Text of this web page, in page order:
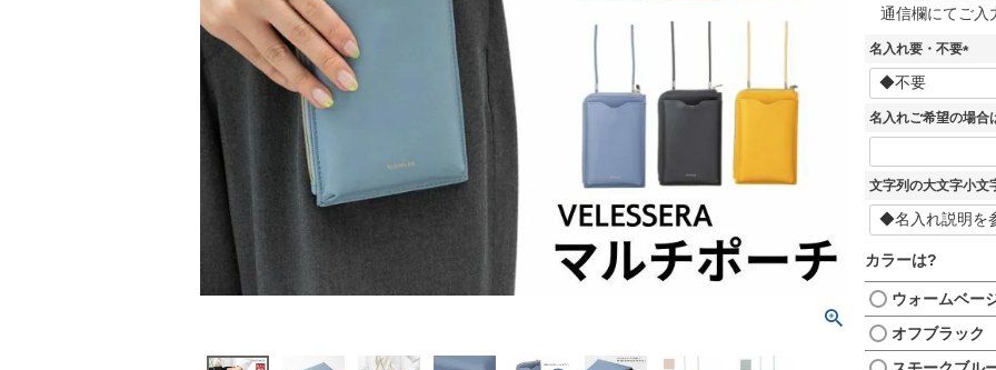
通信欄にてご入
名入れ要・不要
(
須
)
名入れご希望の場合
文字列の大文字小文
カラーは?
ウォームベー
オフブラック